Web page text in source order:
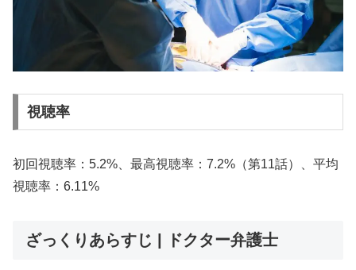
視聴率
初回視聴率：5.2%、最高視聴率：7.2%（第11話）、平均
視聴率：6.11%
ざっくりあらすじ | ドクター弁護士